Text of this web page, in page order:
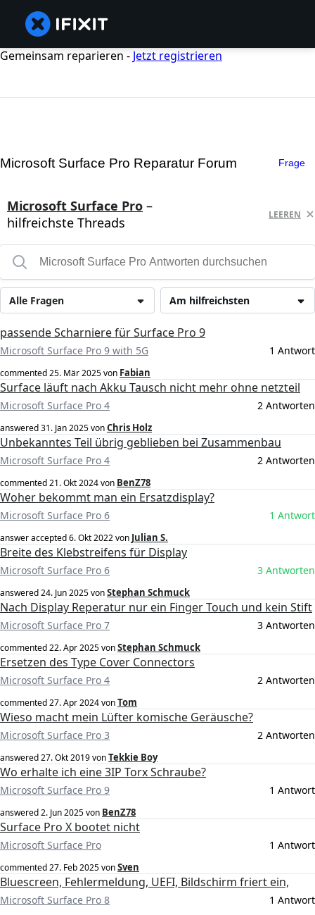
Gemeinsam reparieren - Jetzt registrieren
Microsoft Surface Pro Reparatur Forum Frage
Microsoft Surface Pro –
hilfreichste Threads
LEEREN
Am hilfreichsten
Alle Fragen
passende Scharniere für Surface Pro 9
Microsoft Surface Pro 9 with 5G 1 Antwort
commented25. Mär 2025von Fabian
Surface läuft nach Akku Tausch nicht mehr ohne netzteil
Microsoft Surface Pro 4 2 Antworten
answered31. Jan 2025vonChris Holz
Unbekanntes Teil übrig geblieben bei Zusammenbau
Microsoft Surface Pro 4 2 Antworten
commented21. Okt 2024von BenZ78
Woher bekommt man ein Ersatzdisplay?
Microsoft Surface Pro 6 1 Antwort
answer accepted6. Okt 2022von Julian S.
Breite des Klebstreifens für Display
Microsoft Surface Pro 6 3 Antworten
answered24. Jun 2025vonStephan Schmuck
Nach Display Reperatur nur ein Finger Touch und kein Stift
Microsoft Surface Pro 7 3 Antworten
commented22. Apr 2025vonStephan Schmuck
Ersetzen des Type Cover Connectors
Microsoft Surface Pro 4 2 Antworten
commented27. Apr 2024vonTom
Wieso macht mein Lüfter komische Geräusche?
Microsoft Surface Pro 3 2 Antworten
answered27. Okt 2019vonTekkie Boy
Wo erhalte ich eine 3IP Torx Schraube?
Microsoft Surface Pro 9 1 Antwort
answered2. Jun 2025von BenZ78
Surface Pro X bootet nicht
Microsoft Surface Pro 1 Antwort
commented27. Feb 2025vonSven
Bluescreen, Fehlermeldung, UEFI, Bildschirm friert ein,
Microsoft Surface Pro 8 1 Antwort